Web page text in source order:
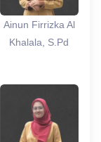
Ainun Firrizka Al
Khalala, S.Pd